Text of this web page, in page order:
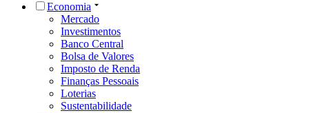
Economia
Mercado
Investimentos
Banco Central
Bolsa de Valores
Imposto de Renda
Finanças Pessoais
Loterias
Sustentabilidade